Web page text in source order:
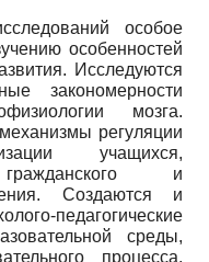
особое
особенностей
Исследуются
закономерности
мозга.
регуляции
учащихся,
и
Создаются и
педагогические
среды,
процесса,